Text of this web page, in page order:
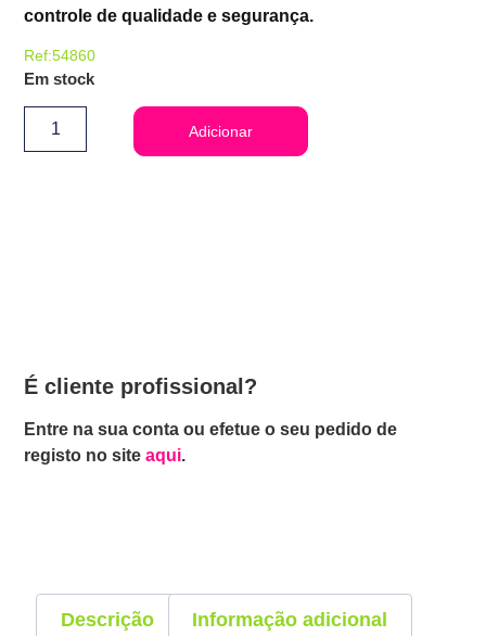
controle de qualidade e segurança.
Ref:54860
Em stock
Adicionar
É cliente profissional?
Entre na sua conta ou efetue o seu pedido de
registo no siteaqui.
Descrição Informação adicional